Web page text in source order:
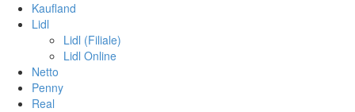
Kaufland
Lidl
Lidl (Filiale)
Lidl Online
Netto
Penny
Real